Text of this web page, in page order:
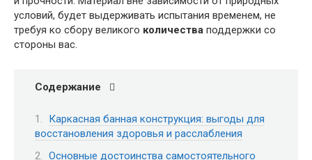
условий, будет выдерживать испытания временем, не
требуя ко сбору великого количества поддержки со
стороны вас.
Содержание
Каркасная банная конструкция: выгоды для
восстановления здоровья и расслабления
Основные достоинства самостоятельного